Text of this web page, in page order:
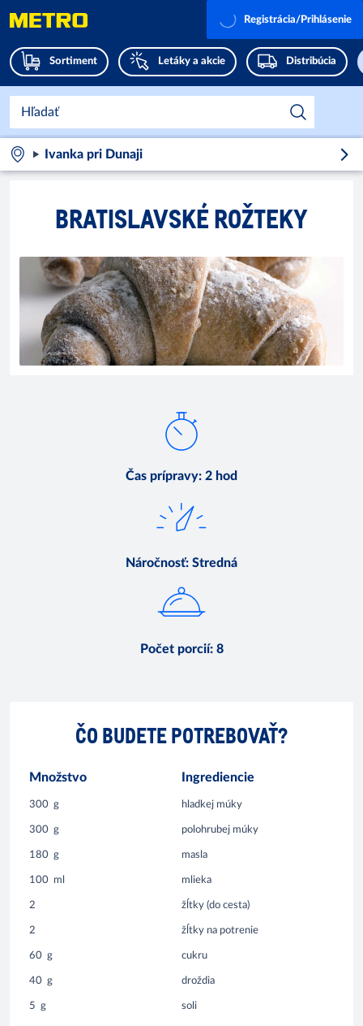
Sortiment Letáky a akcie Distribúcia
Registrácia/Prihlásenie
Ivanka pri Dunaji
BRATISLAVSKÉ ROŽTEKY
Čas prípravy: 2 hod
Náročnosť: Stredná
Počet porcií: 8
ČO BUDETE POTREBOVAŤ?
Množstvo Ingrediencie
300 g hladkej múky
300 g polohrubej múky
180 g masla
100 ml mlieka
2 žĺtky (do cesta)
2 žĺtky na potrenie
60 g cukru
40 g droždia
5 g soli